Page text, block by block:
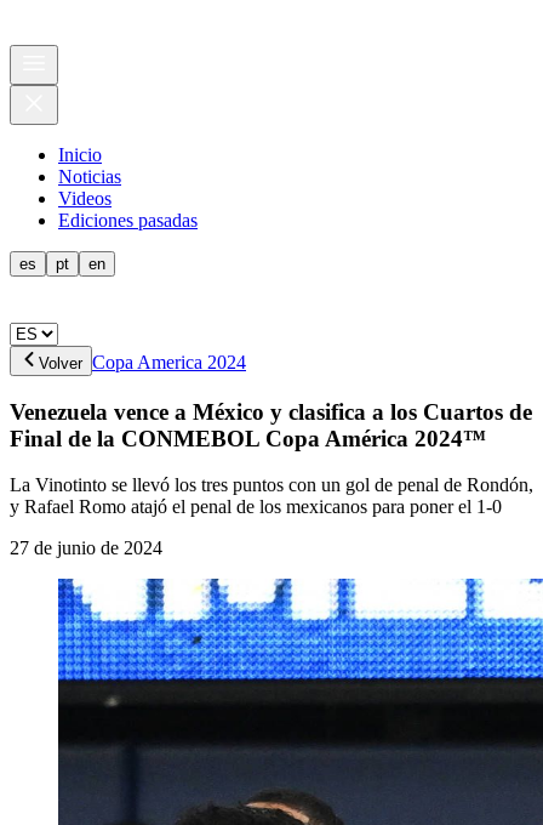
Inicio
Noticias
Videos
Ediciones pasadas
es pt en
Volver Copa America 2024
Venezuela vence a México y clasifica a los Cuartos de
Final de la CONMEBOL Copa América 2024™
La Vinotinto se llevó los tres puntos con un gol de penal de Rondón,
y Rafael Romo atajó el penal de los mexicanos para poner el 1-0
27 de junio de 2024